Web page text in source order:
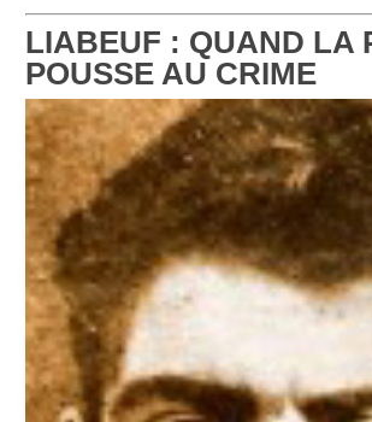
LIABEUF : QUAND LA
POUSSE AU CRIME